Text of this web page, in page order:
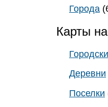
Города
Карты
Деревни
Поселки